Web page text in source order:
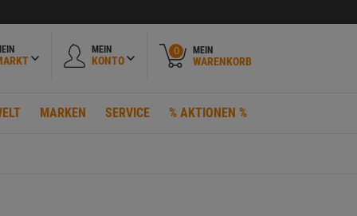
MEIN
KONTO
0 MEIN
WARENKORB
MARKEN SERVICE % AKTIONEN %